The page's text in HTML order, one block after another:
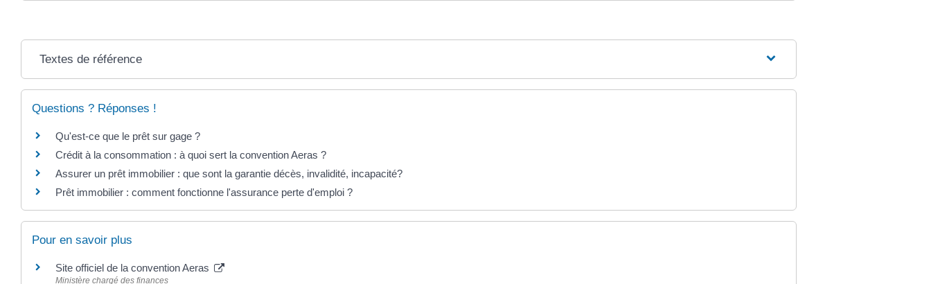
Textes de référence
Questions ? Réponses !
Qu'est-ce que le prêt sur gage ?
Crédit à la consommation : à quoi sert la convention Aeras ?
Assurer un prêt immobilier : que sont la garantie décès, invalidité, incapacité?
Prêt immobilier : comment fonctionne l'assurance perte d'emploi ?
Pour en savoir plus
Site officiel de la convention Aeras
Ministère chargé des finances